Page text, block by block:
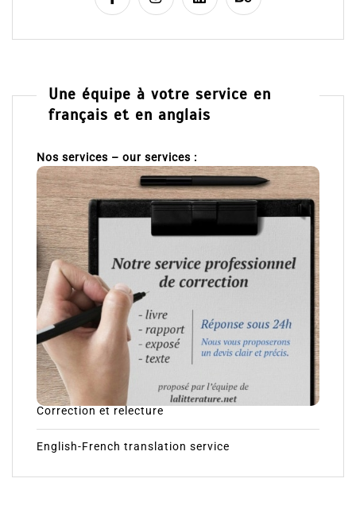
Une équipe à votre service en
français et en anglais
Nos services – our services :
Correction et relecture
English-French translation service